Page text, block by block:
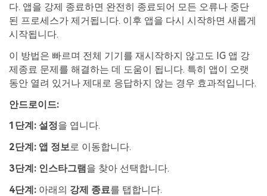
다. 앱을 강제 종료하면 완전히 종료되어 모든 오류나 중단
된 프로세스가 제거됩니다. 이후 앱을 다시 시작하면 새롭게
시작됩니다.
이 방법은 빠르며 전체 기기를 재시작하지 않고도 IG 앱 강
제종료 문제를 해결하는 데 도움이 됩니다. 특히 앱이 오랫
동안 열려 있거나 제대로 응답하지 않는 경우 효과적입니다.
안드로이드:
1단계: 설정을 엽니다.
2단계: 앱 정보로 이동합니다.
3단계: 인스타그램을 찾아 선택합니다.
4단계: 아래의 강제 종료를 탭합니다.